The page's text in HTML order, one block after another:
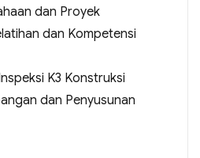
dan Proyek
dan Kompetensi
K3 Konstruksi
dan Penyusunan